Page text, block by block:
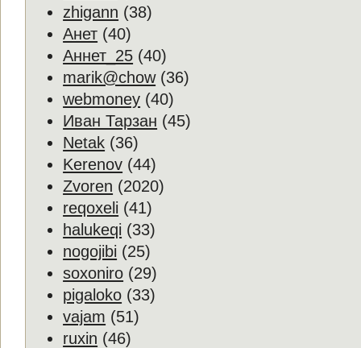
zhigann (38)
Анет (40)
Аннет_25 (40)
marik@chow(36)
webmoney (40)
Иван Тарзан (45)
Netak (36)
Kerenov (44)
Zvoren (2020)
reqoxeli (41)
halukeqi (33)
nogojibi (25)
soxoniro (29)
pigaloko (33)
vajam (51)
ruxin (46)